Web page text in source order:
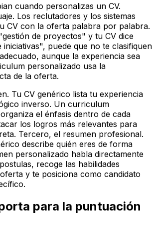
cuando personalizas un CV.
Los reclutadores y los sistemas
CV con la oferta palabra por palabra.
de proyectos" y tu CV dice
puede que no te clasifiquen
aunque la experiencia sea
personalizado usa la
de la oferta.
Tu CV genérico lista tu experiencia
inverso. Un curriculum
el énfasis dentro de cada
los logros más relevantes para
Tercero, el resumen profesional.
describe quién eres de forma
personalizado habla directamente
recoge las habilidades
y te posiciona como candidato
para la puntuación